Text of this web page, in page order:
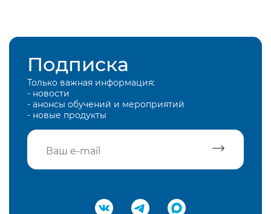
Подписка
Только важная информация:
- новости
- анонсы обучений и мероприятий
- новые продукты